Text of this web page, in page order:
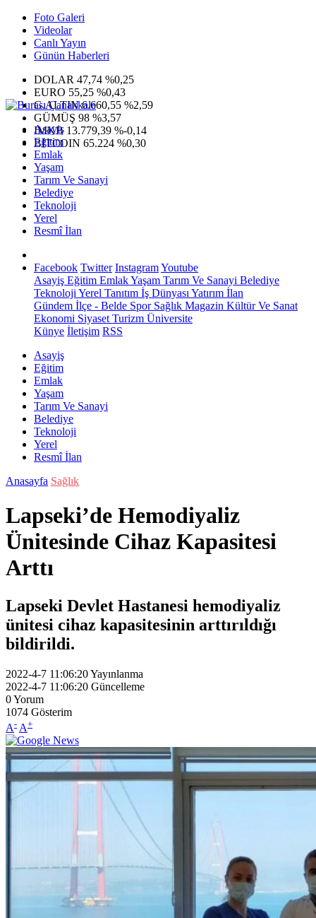
Foto Galeri
Videolar
Canlı Yayın
Günün Haberleri
DOLAR 47,74 %0,25
EURO 55,25 %0,43
G.ALTIN6.660,55 %2,59
GÜMÜŞ 98 %3,57
IMKB 13.779,39 %-0,14
BITCOIN 65.224 %0,30
Asayiş
Eğitim
Emlak
Yaşam
Tarım Ve Sanayi
Belediye
Teknoloji
Yerel
Resmî İlan
Facebook Twitter InstagramYoutube
Asayiş Eğitim EmlakYaşam Tarım Ve Sanayi Belediye
Teknoloji Yerel Tanıtım İş Dünyası Yatırım İlan
Gündem İlçe - Belde SporSağlık Magazin Kültür Ve Sanat
Ekonomi Siyaset Turizm Üniversite
Künye İletişim RSS
Asayiş
Eğitim
Emlak
Yaşam
Tarım Ve Sanayi
Belediye
Teknoloji
Yerel
Resmî İlan
Anasayfa Sağlık
Lapseki’de Hemodiyaliz
Ünitesinde Cihaz Kapasitesi
Arttı
Lapseki Devlet Hastanesi hemodiyaliz
ünitesi cihaz kapasitesinin arttırıldığı
bildirildi.
2022-4-7 11:06:20Yayınlanma
2022-4-7 11:06:20 Güncelleme
0Yorum
1074 Gösterim
A- A+